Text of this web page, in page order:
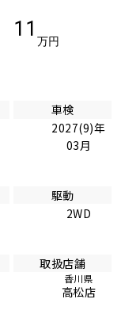
11
万円
車検
2027(9)年
03月
駆動
2WD
取扱店舗
香川県
高松店